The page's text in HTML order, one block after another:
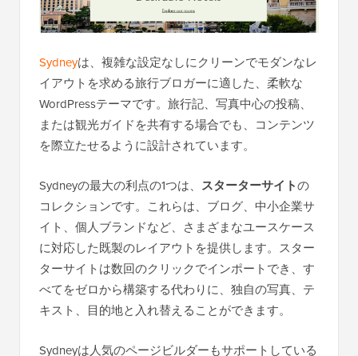
Sydneyは、複雑な設定なしにクリーンでモダンなレ
イアウトを求める旅行ブロガーに適した、柔軟な
WordPressテーマです。旅行記、写真中心の投稿、
または観光ガイドを共有する場合でも、コンテンツ
を際立たせるように設計されています。
Sydneyの最大の利点の1つは、 スターターサイトの
コレクションです。これらは、ブログ、中小企業サ
イト、個人ブランドなど、さまざまなユースケース
に対応した既製のレイアウトを提供します。スター
ターサイトは数回のクリックでインポートでき、す
べてをゼロから構築する代わりに、独自の写真、テ
キスト、目的地と入れ替えることができます。
Sydneyは人気のページビルダーもサポートしている